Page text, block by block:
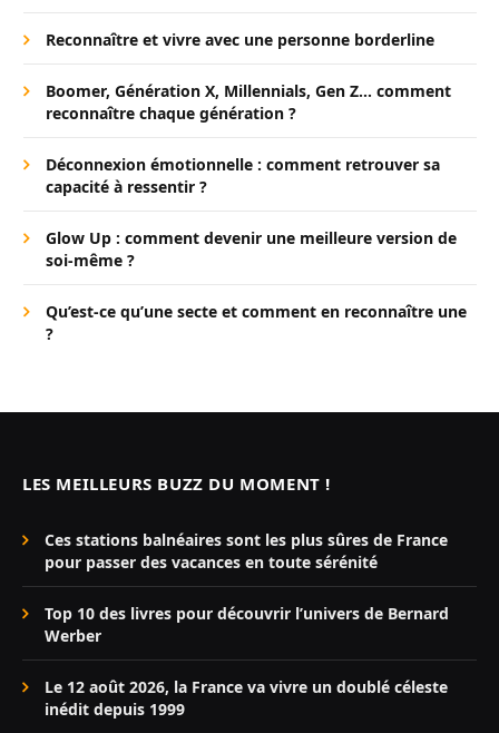
Reconnaître et vivre avec une personne borderline
Boomer, Génération X, Millennials, Gen Z… comment
reconnaître chaque génération ?
Déconnexion émotionnelle : comment retrouver sa
capacité à ressentir ?
Glow Up : comment devenir une meilleure version de
soi-même ?
Qu’est-ce qu’une secte et comment en reconnaître une
?
LES MEILLEURS BUZZ DU MOMENT !
Ces stations balnéaires sont les plus sûres de France
pour passer des vacances en toute sérénité
Top 10 des livres pour découvrir l’univers de Bernard
Werber
Le 12 août 2026, la France va vivre un doublé céleste
inédit depuis 1999